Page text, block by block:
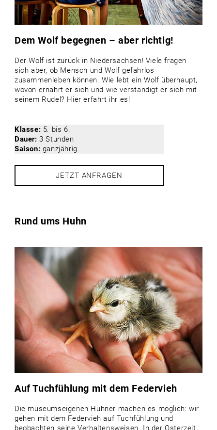
Dem Wolf begegnen – aber richtig!
Der Wolf ist zurück in Niedersachsen! Viele fragen
sich aber, ob Mensch und Wolf gefahrlos
zusammenleben können. Wie lebt ein Wolf überhaupt,
wovon ernährt er sich und wie verständigt er sich mit
seinem Rudel? Hier erfahrt ihr es!
Klasse: 5. bis 6.
Dauer: 3 Stunden
Saison: ganzjährig
JETZT ANFRAGEN
Rund ums Huhn
Auf Tuchfühlung mit dem Federvieh
Die museumseigenen Hühner machen es möglich: wir
gehen mit dem Federvieh auf Tuchfühlung und
beobachten seine Verhaltensweisen. In der Osterzeit